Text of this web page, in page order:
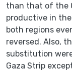
than that of the
productive in
both regions
reversed. Also,
substitution
Gaza Strip